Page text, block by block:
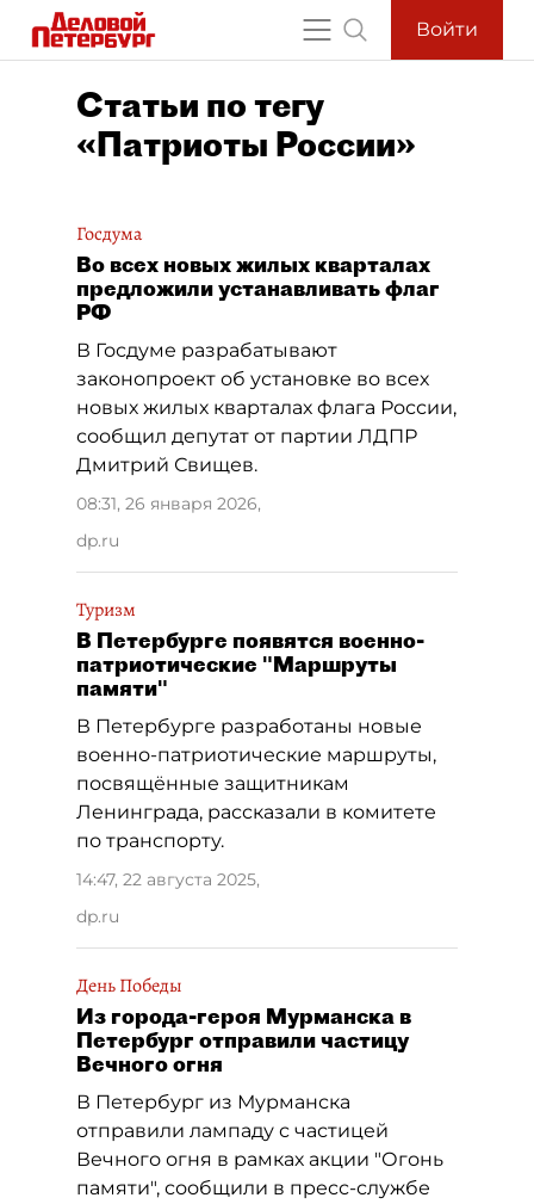
Войти
Статьи по тегу
«Патриоты России»
Госдума
Во всех новых жилых кварталах
предложили устанавливать флаг
РФ
В Госдуме разрабатывают
законопроект об установке во всех
новых жилых кварталах флага России,
сообщил депутат от партии ЛДПР
Дмитрий Свищев.
08:31, 26 января 2026,
dp.ru
Туризм
В Петербурге появятся военно-
патриотические "Маршруты
памяти"
В Петербурге разработаны новые
военно-патриотические маршруты,
посвящённые защитникам
Ленинграда, рассказали в комитете
по транспорту.
14:47, 22 августа 2025,
dp.ru
День Победы
Из города-героя Мурманска в
Петербург отправили частицу
Вечного огня
В Петербург из Мурманска
отправили лампаду с частицей
Вечного огня в рамках акции "Огонь
памяти", сообщили в пресс-службе